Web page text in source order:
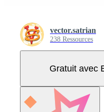
vector.satrian
238 Ressources
Gratuit avec